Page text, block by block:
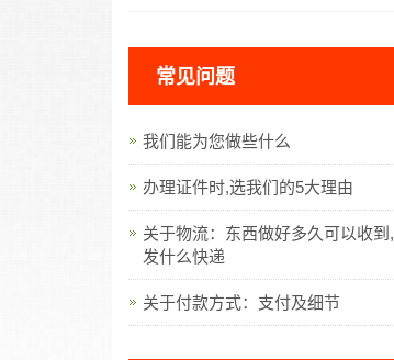
常见问题
我们能为您做些什么
办理证件时,选我们的5大理由
关于物流：东西做好多久可以收到,
发什么快递
关于付款方式：支付及细节